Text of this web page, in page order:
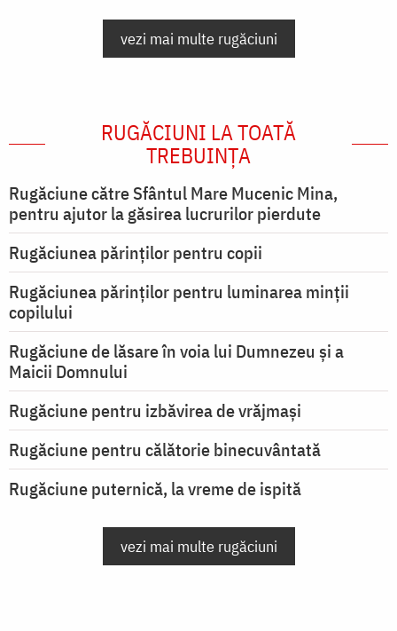
vezi mai multe rugăciuni
RUGĂCIUNI LA TOATĂ
TREBUINȚA
Rugăciune către Sfântul Mare Mucenic Mina,
pentru ajutor la găsirea lucrurilor pierdute
Rugăciunea părinților pentru copii
Rugăciunea părinților pentru luminarea minţii
copilului
Rugăciune de lăsare în voia lui Dumnezeu şi a
Maicii Domnului
Rugăciune pentru izbăvirea de vrăjmași
Rugăciune pentru călătorie binecuvântată
Rugăciune puternică, la vreme de ispită
vezi mai multe rugăciuni